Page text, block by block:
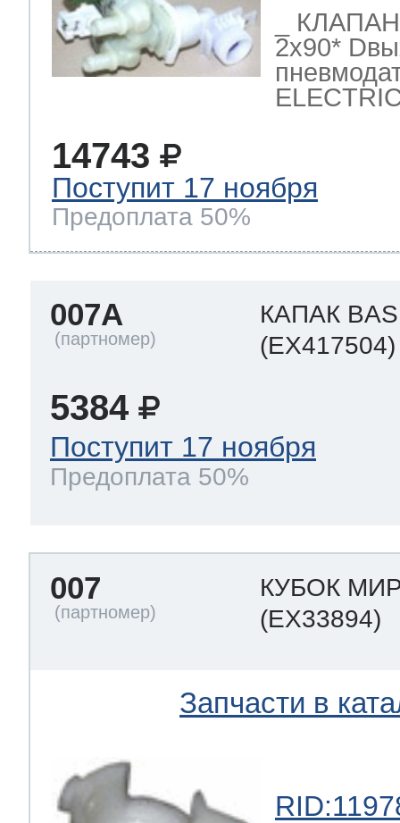
_
2x90*
14743
Поступит 17 ноября
Предоплата 50%
007A
КАПАК
(EX417504)
5384
Поступит 17 ноября
Предоплата 50%
007
КУБОК
(EX33894)
Запчасти в